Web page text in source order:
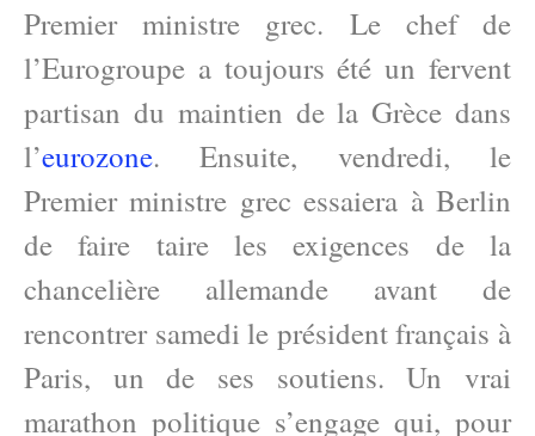
Premier ministre grec. Le chef de
l’Eurogroupe a toujours été un fervent
partisan du maintien de la Grèce dans
l’eurozone. Ensuite, vendredi, le
Premier ministre grec essaiera à Berlin
de faire taire les exigences de la
chancelière allemande avant de
rencontrer samedi le président français à
Paris, un de ses soutiens. Un vrai
marathon politique s’engage qui, pour